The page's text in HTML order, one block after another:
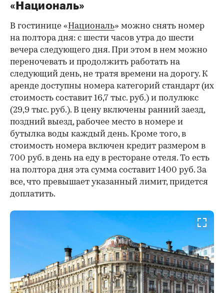
«Националь»
В гостинице «Националь» можно снять номер
на полтора дня: с шести часов утра до шести
вечера следующего дня. При этом в нем можно
переночевать и продолжить работать на
следующий день, не тратя времени на дорогу. К
аренде доступны номера категорий стандарт (их
стоимость составит 16,7 тыс. руб.) и полулюкс
(29,9 тыс. руб.). В цену включены ранний заезд,
поздний выезд, рабочее место в номере и
бутылка воды каждый день. Кроме того, в
стоимость номера включен кредит размером в
700 руб. в день на еду в ресторане отеля. То есть
на полтора дня эта сумма составит 1400 руб. За
все, что превышает указанный лимит, придется
доплатить.